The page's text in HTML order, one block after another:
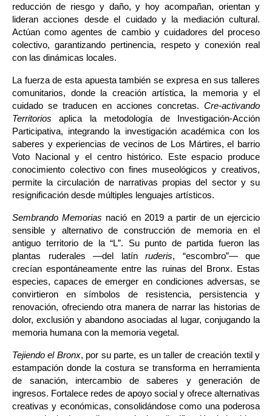
reducción de riesgo y daño, y hoy acompañan, orientan y
lideran acciones desde el cuidado y la mediación cultural.
Actúan como agentes de cambio y cuidadores del proceso
colectivo, garantizando pertinencia, respeto y conexión real
con las dinámicas locales.
La fuerza de esta apuesta también se expresa en sus talleres
comunitarios, donde la creación artística, la memoria y el
cuidado se traducen en acciones concretas. Cre-activando
Territorios aplica la metodología de Investigación-Acción
Participativa, integrando la investigación académica con los
saberes y experiencias de vecinos de Los Mártires, el barrio
Voto Nacional y el centro histórico. Este espacio produce
conocimiento colectivo con fines museológicos y creativos,
permite la circulación de narrativas propias del sector y su
resignificación desde múltiples lenguajes artísticos.
Sembrando Memorias nació en 2019 a partir de un ejercicio
sensible y alternativo de construcción de memoria en el
antiguo territorio de la “L”. Su punto de partida fueron las
plantas ruderales —del latín ruderis, “escombro”— que
crecían espontáneamente entre las ruinas del Bronx. Estas
especies, capaces de emerger en condiciones adversas, se
convirtieron en símbolos de resistencia, persistencia y
renovación, ofreciendo otra manera de narrar las historias de
dolor, exclusión y abandono asociadas al lugar, conjugando la
memoria humana con la memoria vegetal.
Tejiendo el Bronx, por su parte, es un taller de creación textil y
estampación donde la costura se transforma en herramienta
de sanación, intercambio de saberes y generación de
ingresos. Fortalece redes de apoyo social y ofrece alternativas
creativas y económicas, consolidándose como una poderosa